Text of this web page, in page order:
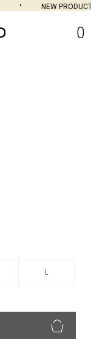
NEW
0
L